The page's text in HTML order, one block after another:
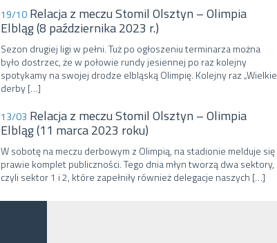
19/10 Relacja z meczu Stomil Olsztyn – Olimpia
Elbląg (8 października 2023 r.)
Sezon drugiej ligi w pełni. Tuż po ogłoszeniu terminarza można
było dostrzec, że w połowie rundy jesiennej po raz kolejny
spotykamy na swojej drodze elbląską Olimpię. Kolejny raz „Wielkie
derby […]
13/03 Relacja z meczu Stomil Olsztyn – Olimpia
Elbląg (11 marca 2023 roku)
W sobotę na meczu derbowym z Olimpią, na stadionie melduje się
prawie komplet publiczności. Tego dnia młyn tworzą dwa sektory,
czyli sektor 1 i 2, które zapełniły również delegacje naszych […]